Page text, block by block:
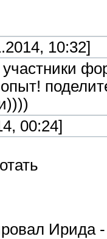
10:32]
участники
00:24]
Ирида